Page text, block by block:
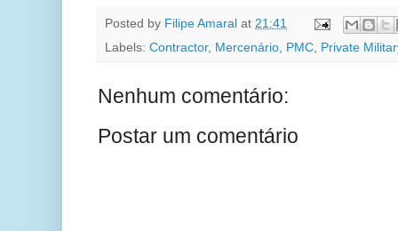
Posted by Filipe Amaral at 21:41
Labels: Contractor, Mercenário PMC Private
Nenhum comentário:
Postar um comentário